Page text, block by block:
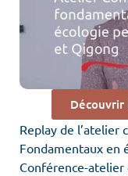
Découvrir
Replay de l’atelier
Fondamentaux en
Conférence-atelier